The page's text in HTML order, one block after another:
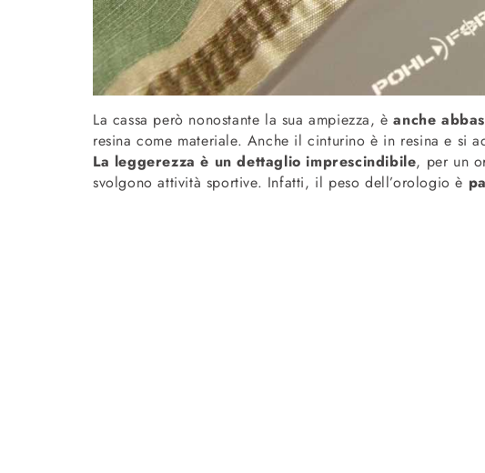
La cassa però nonostante la sua ampiezza, èanche
resina come materiale. Anche il cinturino è in resina e si
La leggerezza è un dettaglio imprescindibile, per un
svolgono attività sportive. Infatti, il peso dell’orologio è